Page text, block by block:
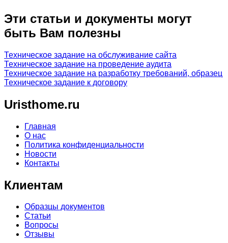
Эти статьи и документы могут
быть Вам полезны
Техническое задание на обслуживание сайта
Техническое задание на проведение аудита
Техническое задание на разработку требований, образец
Техническое задание к договору
Uristhome.ru
Главная
О нас
Политика конфиденциальности
Новости
Контакты
Клиентам
Образцы документов
Статьи
Вопросы
Отзывы